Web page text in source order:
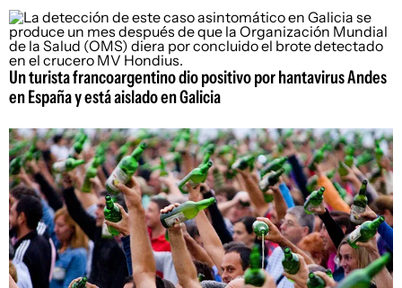
Un turista francoargentino dio positivo por hantavirus Andes
en España y está aislado en Galicia